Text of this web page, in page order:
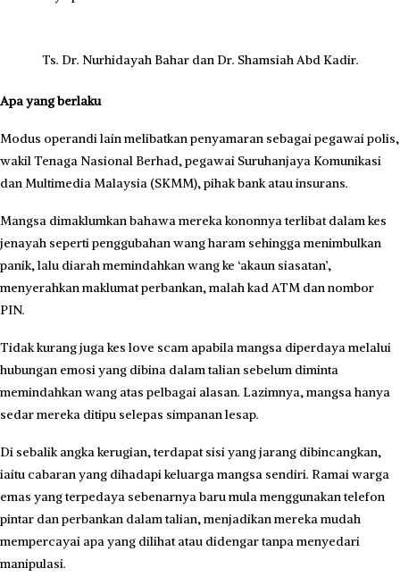
Ts. Dr. Nurhidayah Bahar dan Dr. Shamsiah Abd Kadir.
Apa yang berlaku
Modus operandi lain melibatkan penyamaran sebagai pegawai polis,
wakil Tenaga Nasional Berhad, pegawai Suruhanjaya Komunikasi
dan Multimedia Malaysia (SKMM), pihak bank atau insurans.
Mangsa dimaklumkan bahawa mereka kononnya terlibat dalam kes
jenayah seperti penggubahan wang haram sehingga menimbulkan
panik, lalu diarah memindahkan wang ke ‘akaun siasatan’,
menyerahkan maklumat perbankan, malah kad ATM dan nombor
PIN.
Tidak kurang juga kes love scam apabila mangsa diperdaya melalui
hubungan emosi yang dibina dalam talian sebelum diminta
memindahkan wang atas pelbagai alasan. Lazimnya, mangsa­ hanya
sedar mereka ditipu selepas simpanan lesap.
Di sebalik angka kerugian, terdapat sisi yang jarang dibincangkan,
iaitu cabaran yang dihadapi keluarga mangsa sendiri. Ramai warga
emas yang terpedaya sebenarnya baru mula menggunakan telefon
pintar dan perbankan dalam talian, menjadikan mereka mudah
mempercayai apa yang dilihat atau didengar tanpa menyedari
manipulasi.